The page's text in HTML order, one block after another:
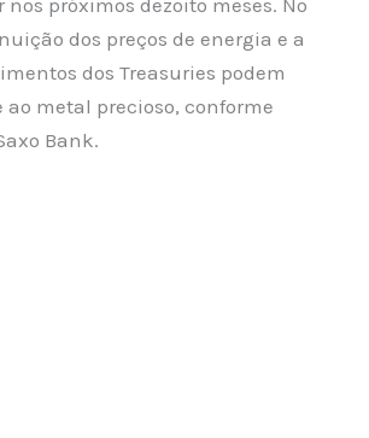
dos preços de energia e a
dos Treasuries podem
ao metal precioso, conforme
Bank.